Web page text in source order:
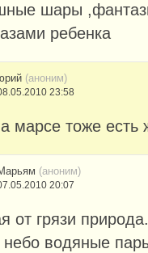
шары
ребенка
(аноним)
23:58
марсе тоже есть
(аноним)
20:07
от грязи
небо водяные